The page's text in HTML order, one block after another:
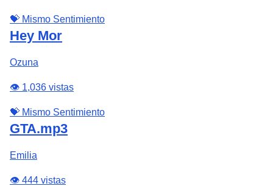
💝 Mismo Sentimiento
Hey Mor
Ozuna
👁️ 1,036 vistas
💝 Mismo Sentimiento
GTA.mp3
Emilia
👁️ 444 vistas